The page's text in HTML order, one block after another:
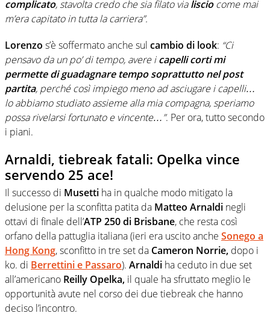
complicato, stavolta credo che sia filato vialisciocome mai
m’era capitato in tutta la carriera”.
Lorenzo s’è soffermato anche sul cambio di look: “Ci
pensavo da un po’ di tempo, avere icapelli corti mi
permette di guadagnare tempo soprattutto nel post
partita, perché così impiego meno ad asciugare i capelli…
lo abbiamo studiato assieme alla mia compagna, speriamo
possa rivelarsi fortunato e vincente…”. Per ora, tutto secondo
i piani.
Arnaldi, tiebreak fatali: Opelka vince
servendo 25 ace!
Il successo di Musetti ha in qualche modo mitigato la
delusione per la sconfitta patita da Matteo Arnaldi negli
ottavi di finale dell’ATP 250 di Brisbane, che resta così
orfano della pattuglia italiana (ieri era uscito anche Sonego a
Hong Kong, sconfitto in tre set da Cameron Norrie, dopo i
ko. di Berrettini e Passaro). Arnaldi ha ceduto in due set
all’americano Reilly Opelka, il quale ha sfruttato meglio le
opportunità avute nel corso dei due tiebreak che hanno
deciso l’incontro.